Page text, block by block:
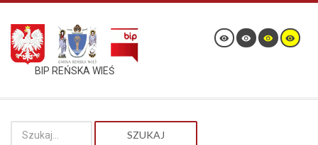
BIP REŃSKA WIEŚ
SZUKAJ